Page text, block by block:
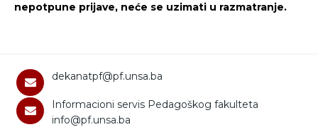
nepotpune prijave, neće se uzimati u razmatranje.
dekanatpf@pf.unsa.ba
Informacioni servis Pedagoškog fakulteta
info@pf.unsa.ba